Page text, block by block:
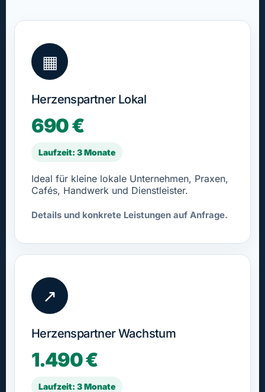
▦
Herzenspartner Lokal
690 €
Laufzeit: 3 Monate
Ideal für kleine lokale Unternehmen, Praxen,
Cafés, Handwerk und Dienstleister.
Details und konkrete Leistungen auf Anfrage.
↗
Herzenspartner Wachstum
1.490 €
Laufzeit: 3 Monate